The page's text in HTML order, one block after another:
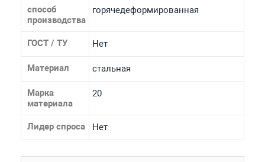
способ
производства
горячедеформированная
ГОСТ / ТУ Нет
Материал стальная
Марка
материала
20
Лидер спроса Нет